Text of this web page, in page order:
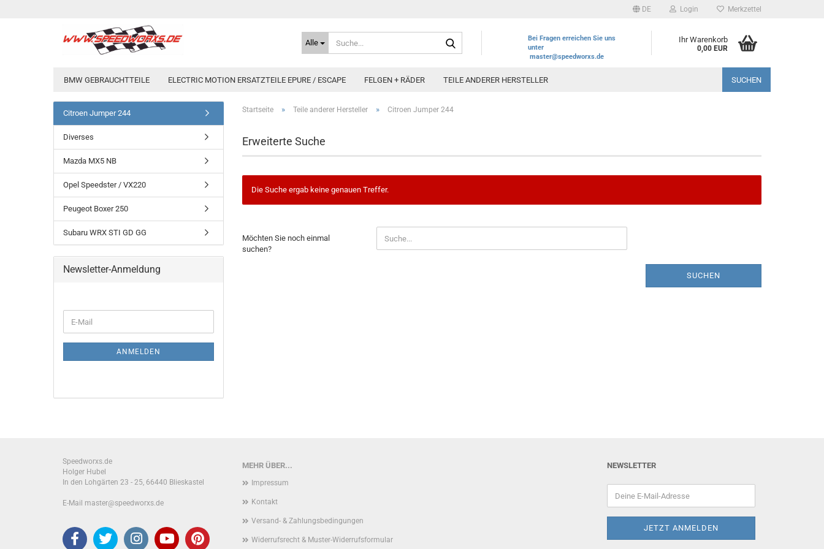
DE Login Merkzettel
Alle
Bei Fragen erreichen Sie uns
unter
master@speedworxs.de
Ihr Warenkorb
0,00 EUR
BMW GEBRAUCHTTEILE ELECTRIC MOTION ERSATZTEILE EPURE / ESCAPE FELGEN + RÄDER TEILE ANDERER HERSTELLER SUCHEN
Startseite » Teile anderer Hersteller » Citroen Jumper 244
Erweiterte Suche
Die Suche ergab keine genauen Treffer.
SIE
NOCH
Möchten Sie noch einmal
suchen?
SUCHEN
Citroen Jumper 244
Diverses
Mazda MX5 NB
Opel Speedster / VX220
Peugeot Boxer 250
Subaru WRX STI GD GG
Newsletter-Anmeldung
ZUR
E-
Mail
ANMELDEN
MEHR ÜBER...
Impressum
Kontakt
Versand- & Zahlungsbedingungen
Widerrufsrecht & Muster-Widerrufsformular
NEWSLETTER
Speedworxs.de
Holger Hubel
In den Lohgärten 23 - 25, 66440 Blieskastel
E-Mail master@speedworxs.de